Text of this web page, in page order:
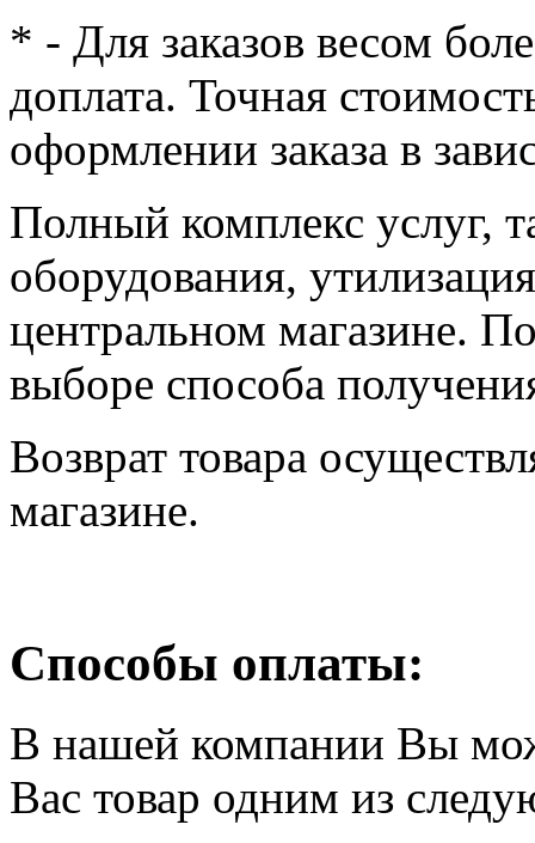
* - Для заказов весом
доплата. Точная
оформлении заказа в
Полный комплекс услуг,
оборудования,
центральном магазине.
выборе способа
Возврат товара
магазине.
Способы оплаты:
В нашей компании Вы
Вас товар одним из